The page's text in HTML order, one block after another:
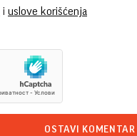
i uslove korišćenja
OSTAVI KOMENTAR